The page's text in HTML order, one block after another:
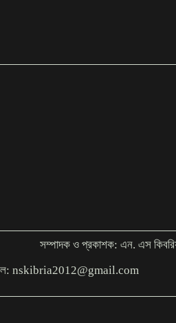
সম্পাদক ও প্রকাশক: এন. এস
nskibria2012@gmail.com